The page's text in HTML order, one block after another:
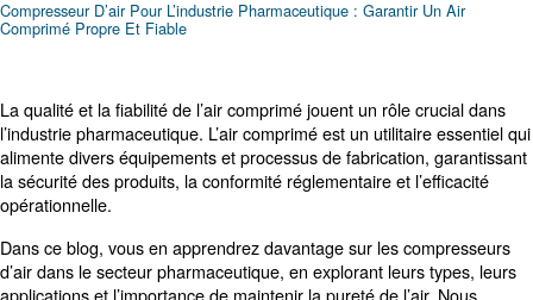
Accueil Blog
Compresseur D’air Pour L’industrie Pharmaceutique : Garantir
Comprimé Propre Et Fiable